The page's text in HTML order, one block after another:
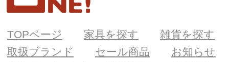
TOPページ 家具を探す
雑貨を探す
取扱ブランド
セール商品
お知らせ